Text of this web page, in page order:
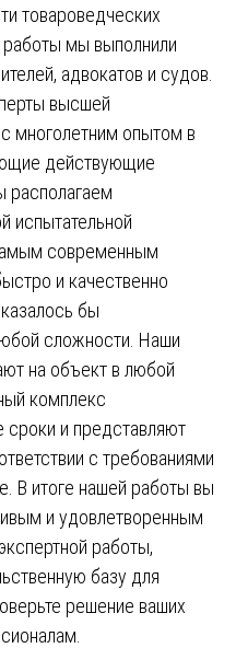
товароведческих
работы мы выполнили
адвокатов и судов.
высшей
многолетним опытом в
действующие
располагаем
испытательной
современным
и качественно
бы
сложности. Наши
на объект в любой
комплекс
сроки и представляют
с требованиями
В итоге нашей работы вы
и удовлетворенным
работы,
базу для
решение ваших